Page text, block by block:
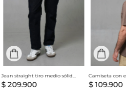
Jean straight tiro medio sólido para hombre
$ 209.900 $ 109.900